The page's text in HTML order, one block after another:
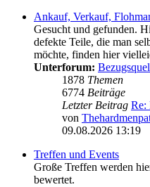
Ankauf, Verkauf,
Gesucht und gefunden.
defekte Teile, die man
möchte, finden hier
Unterforum:
1878 Themen
6774 Beiträge
Letzter Beitrag Re:
von
09.08.2026 13:19
Treffen und Events
Große Treffen werden
bewertet.